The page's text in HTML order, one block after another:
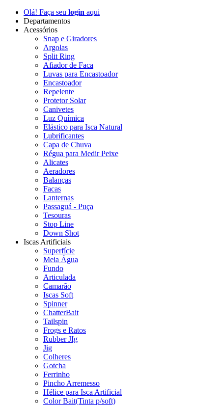
Olá! Faça seu login aqui
Departamentos
Acessórios
Snap e Giradores
Argolas
Split Ring
Afiador de Faca
Luvas para Encastoador
Encastoador
Repelente
Protetor Solar
Canivetes
Luz Química
Elástico para Isca Natural
Lubrificantes
Capa de Chuva
Régua para Medir Peixe
Alicates
Aeradores
Balanças
Facas
Lanternas
Passaguá - Puça
Tesouras
Stop Line
Down Shot
Iscas Artificiais
Superfície
Meia Água
Fundo
Articulada
Camarão
Iscas Soft
Spinner
ChatterBait
Tailspin
Frogs e Ratos
Rubber JIg
Jig
Colheres
Gotcha
Ferrinho
Pincho Arremesso
Hélice para Isca Artificial
Color Bait(Tinta p/soft)